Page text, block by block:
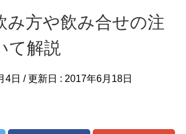
み方や飲み合せの注
て解説
4日 / 更新日 : 2017年6月18日